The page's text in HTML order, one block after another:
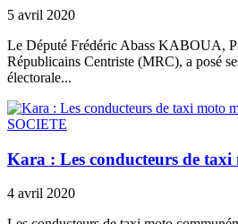
5 avril 2020
Le Député Frédéric Abass KABOUA,
Républicains Centriste (MRC), a posé
électorale...
SOCIETE
Kara : Les conducteurs de taxi
4 avril 2020